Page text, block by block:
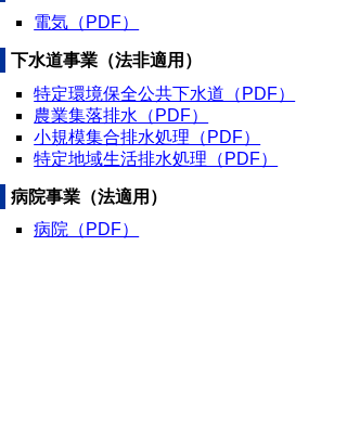
電気（PDF）
下水道事業（法非適用）
特定環境保全公共下水道（PDF）
農業集落排水（PDF）
小規模集合排水処理（PDF）
特定地域生活排水処理（PDF）
病院事業（法適用）
病院（PDF）